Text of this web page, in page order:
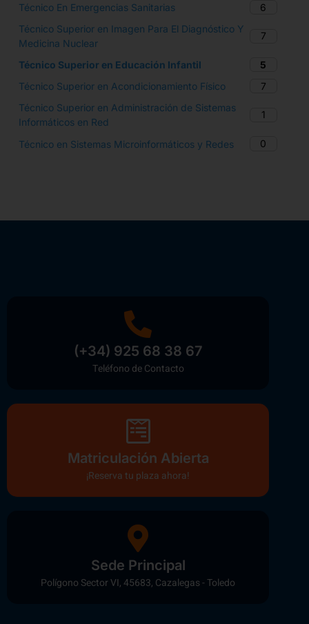
Técnico En Emergencias Sanitarias
6
Técnico Superior en Imagen Para El Diagnóstico Y
Medicina Nuclear
7
Técnico Superior en Educación Infantil
5
Técnico Superior en Acondicionamiento Físico​
7
Técnico Superior en Administración de Sistemas
Informáticos en Red
1
Técnico en Sistemas Microinformáticos y Redes 0
(+34) 925 68 38 67
Teléfono de Contacto
Matriculación Abierta
¡Reserva tu plaza ahora!
Sede Principal
Polígono Sector VI, 45683, Cazalegas - Toledo